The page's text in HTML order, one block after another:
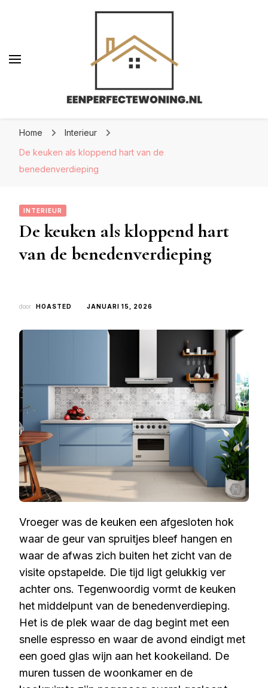
Home
Interieur
De keuken als kloppend hart van de
benedenverdieping
INTERIEUR
De keuken als kloppend hart
van de benedenverdieping
door HOASTED JANUARI 15, 2026
Vroeger was de keuken een afgesloten hok
waar de geur van spruitjes bleef hangen en
waar de afwas zich buiten het zicht van de
visite opstapelde. Die tijd ligt gelukkig ver
achter ons. Tegenwoordig vormt de keuken
het middelpunt van de benedenverdieping.
Het is de plek waar de dag begint met een
snelle espresso en waar de avond eindigt met
een goed glas wijn aan het kookeiland. De
muren tussen de woonkamer en de